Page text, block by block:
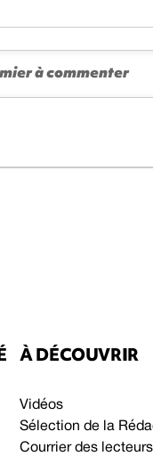
À DÉCOUVRIR
Vidéos
Sélection de la
Courrier des lecteurs